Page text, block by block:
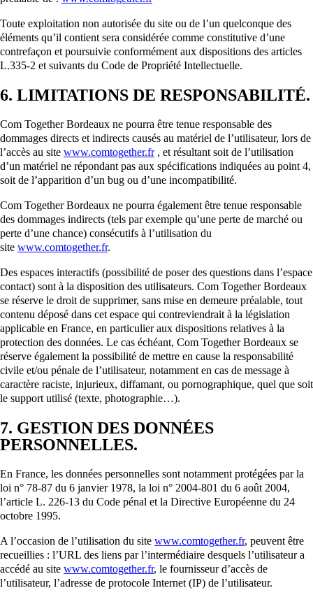
Toute exploitation non autorisée du site ou de l’un quelconque des
éléments qu’il contient sera considérée comme constitutive d’une
contrefaçon et poursuivie conformément aux dispositions des articles
L.335-2 et suivants du Code de Propriété Intellectuelle.
6. LIMITATIONS DE RESPONSABILITÉ.
Com Together Bordeaux ne pourra être tenue responsable des
dommages directs et indirects causés au matériel de l’utilisateur, lors de
l’accès au site www.comtogether.fr, et résultant soit de l’utilisation
d’un matériel ne répondant pas aux spécifications indiquées au point 4,
soit de l’apparition d’un bug ou d’une incompatibilité.
Com Together Bordeaux ne pourra également être tenue responsable
des dommages indirects (tels par exemple qu’une perte de marché ou
perte d’une chance) consécutifs à l’utilisation du
site www.comtogether.fr.
Des espaces interactifs (possibilité de poser des questions dans l’espace
contact) sont à la disposition des utilisateurs. Com Together Bordeaux
se réserve le droit de supprimer, sans mise en demeure préalable, tout
contenu déposé dans cet espace qui contreviendrait à la législation
applicable en France, en particulier aux dispositions relatives à la
protection des données. Le cas échéant, Com Together Bordeaux se
réserve également la possibilité de mettre en cause la responsabilité
civile et/ou pénale de l’utilisateur, notamment en cas de message à
caractère raciste, injurieux, diffamant, ou pornographique, quel que soit
le support utilisé (texte, photographie…).
7. GESTION DES DONNÉES
PERSONNELLES.
En France, les données personnelles sont notamment protégées par la
loi n° 78-87 du 6 janvier 1978, la loi n° 2004-801 du 6 août 2004,
l’article L. 226-13 du Code pénal et la Directive Européenne du 24
octobre 1995.
A l’occasion de l’utilisation du site www.comtogether.fr, peuvent être
recueillies : l’URL des liens par l’intermédiaire desquels l’utilisateur a
accédé au site www.comtogether.fr, le fournisseur d’accès de
l’utilisateur, l’adresse de protocole Internet (IP) de l’utilisateur.